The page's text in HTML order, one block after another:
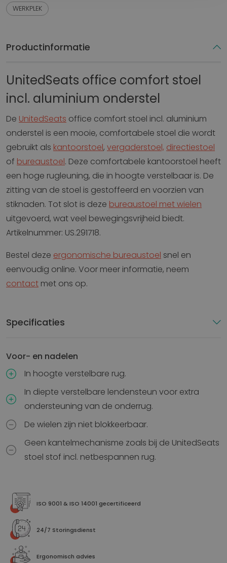
WERKPLEK
Productinformatie
UnitedSeats office comfort stoel
incl. aluminium onderstel
De UnitedSeats office comfort stoel incl. aluminium
onderstel is een mooie, comfortabele stoel die wordt
gebruikt als kantoorstoel, vergaderstoel, directiestoel
of bureaustoel. Deze comfortabele kantoorstoel heeft
een hoge rugleuning, die in hoogte verstelbaar is. De
zitting van de stoel is gestoffeerd en voorzien van
stiknaden. Tot slot is deze bureaustoel met wielen
uitgevoerd, wat veel bewegingsvrijheid biedt.
Artikelnummer: US.291718.
Bestel deze ergonomische bureaustoel snel en
eenvoudig online. Voor meer informatie, neem
contact met ons op.
Specificaties
Voor- en nadelen
In hoogte verstelbare rug.
In diepte verstelbare lendensteun voor extra
ondersteuning van de onderrug.
De wielen zijn niet blokkeerbaar.
Geen kantelmechanisme zoals bij de UnitedSeats
stoel stof incl. netbespannen rug.
ISO 9001 & ISO 14001 gecertificeerd
24/7 Storingsdienst
Ergonomisch advies